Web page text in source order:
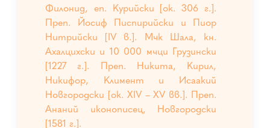
Филонид, еп. Курийски [ок. 306 г.].
Преп. Йосиф Писпирийски и Пиор
Нитрийски [IV в.]. Мчк Шала, кн.
Ахалцихски и 10 000 мчци Грузински
[1227 г.]. Преп. Никита, Кирил,
Никифор, Климент и Исаакий
Новгородски [ок. XIV – XV вв.]. Преп.
Ананий иконописец, Новгородски
[1581 г.].